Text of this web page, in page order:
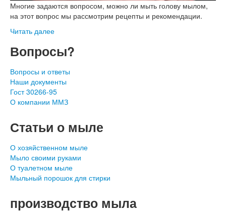
Многие задаются вопросом, можно ли мыть голову мылом,
на этот вопрос мы рассмотрим рецепты и рекомендации.
Читать далее
Вопросы?
Вопросы и ответы
Наши документы
Гост 30266-95
О компании ММЗ
Статьи о мыле
О хозяйственном мыле
Мыло своими руками
О туалетном мыле
Мыльный порошок для стирки
производство мыла